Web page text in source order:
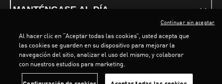
LOADING...
MANTÉNGASE AL DÍA
Términos y condicionesPolítica de Privacidad
Al hacer clic en “Aceptar todas las cookies”, usted acepta que
las cookies se guarden en su dispositivo para mejorar la
navegación del sitio, analizar el uso del mismo, y colaborar
con nuestros estudios para marketing.
Continuar sin aceptar